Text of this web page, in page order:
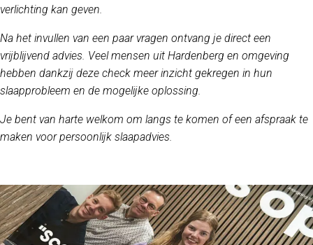
verlichting kan geven.
Na het invullen van een paar vragen ontvang je direct een
vrijblijvend advies. Veel mensen uit Hardenberg en omgeving
hebben dankzij deze check meer inzicht gekregen in hun
slaapprobleem en de mogelijke oplossing.
Je bent van harte welkom om langs te komen of een afspraak te
maken voor persoonlijk slaapadvies.